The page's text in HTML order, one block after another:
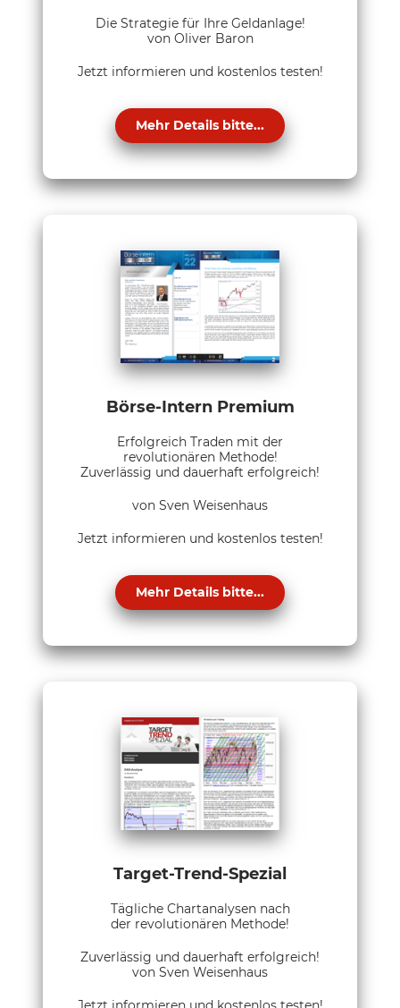
Die Strategie für Ihre Geldanlage!
von Oliver Baron
Jetzt informieren und kostenlos testen!
Mehr Details bitte...
Börse-Intern Premium
Erfolgreich Traden mit der
revolutionären Methode!
Zuverlässig und dauerhaft erfolgreich!
von Sven Weisenhaus
Jetzt informieren und kostenlos testen!
Mehr Details bitte...
Target-Trend-Spezial
Tägliche Chartanalysen nach
der revolutionären Methode!
Zuverlässig und dauerhaft erfolgreich!
von Sven Weisenhaus